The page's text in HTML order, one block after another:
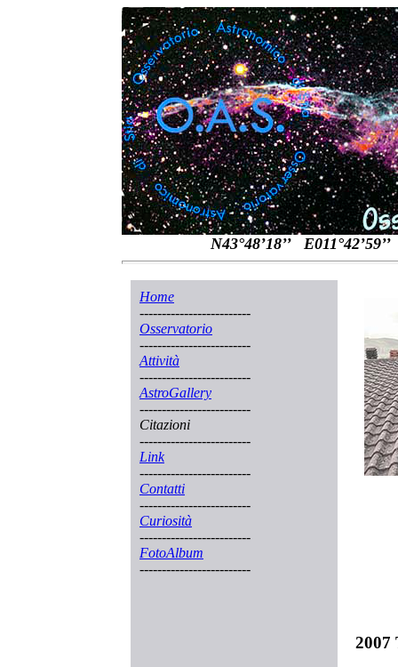
N43°48’18’’
Home
-------------------------
Osservatorio
-------------------------
Attività
-------------------------
AstroGallery
-------------------------
Citazioni
-------------------------
Link
-------------------------
Contatti
-------------------------
Curiosità
-------------------------
FotoAlbum
-------------------------
2007